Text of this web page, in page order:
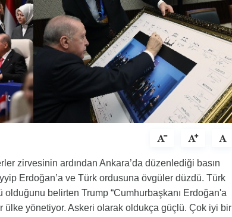
zirvesinin ardından Ankara’da düzenlediği basın
Erdoğan’a ve Türk ordusuna övgüler düzdü. Türk
belirten Trump “Cumhurbaşkanı Erdoğan'a
ülke yönetiyor. Askeri olarak oldukça güçlü. Çok iyi bir